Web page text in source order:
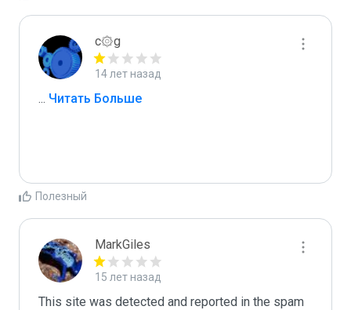
c۞g
14 лет назад
... Читать Больше
Полезный
MarkGiles
15 лет назад
This site was detected and reported in the spam